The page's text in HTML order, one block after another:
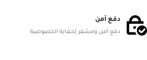
دفع آمن
دفع آمن ومشفر لحماية الخصوصية